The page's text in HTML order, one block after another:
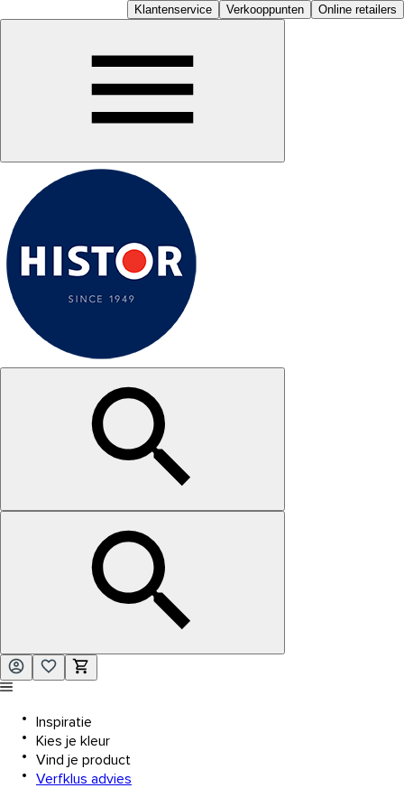
Klantenservice Verkooppunten Online retailers
Inspiratie
Kies je kleur
Vind je product
Verfklus advies